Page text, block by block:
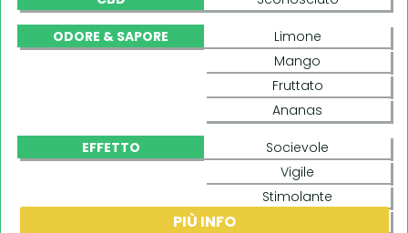
ODORE & SAPORE
Limone
Mango
Fruttato
Ananas
EFFETTO
Socievole
Vigile
Stimolante
PIÙ INFO